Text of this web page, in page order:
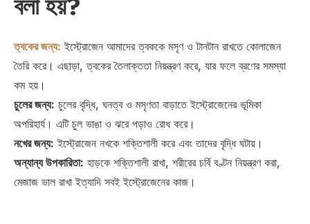
ত্বকের জন্য: ইস্ট্রোজেন আমাদের ত্বককে মসৃণ ও টানটান রাখতে কোলাজেন
তৈরি করে। এছাড়া, ত্বকের তৈলাক্ততা নিয়ন্ত্রণ করে, যার ফলে ব্রণের সমস্যা
কম হয়।
চুলের জন্য: চুলের বৃদ্ধি, ঘনত্ব ও মসৃণতা বাড়াতে ইস্ট্রোজেনের ভূমিকা
অপরিহার্য। এটি চুল ভাঙা ও ঝরে পড়াও রোধ করে।
নখের জন্য: ইস্ট্রোজেন নখকে শক্তিশালী করে এবং তাদের বৃদ্ধি ঘটায়।
অন্যান্য উপকারিতা: হাড়কে শক্তিশালী রাখা, শরীরের চর্বি বণ্টন নিয়ন্ত্রণ করা,
মেজাজ ভাল রাখা ইত্যাদি সবই ইস্ট্রোজেনের কাজ।